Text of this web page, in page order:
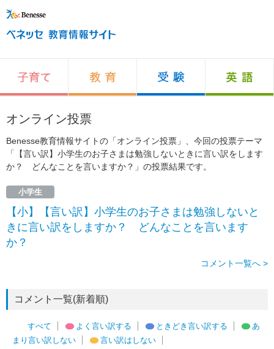
オンライン投票
Benesse教育情報サイトの「オンライン投票」、今回の投票テーマ
「【言い訳】小学生のお子さまは勉強しないときに言い訳をします
か？ どんなことを言いますか？」の投票結果です。
小学生
【小】【言い訳】小学生のお子さまは勉強しないと
きに言い訳をしますか？ どんなことを言います
か？
コメント一覧へ >
コメント一覧(新着順)
すべて よく言い訳する ときどき言い訳する
あ
まり言い訳しない
言い訳はしない